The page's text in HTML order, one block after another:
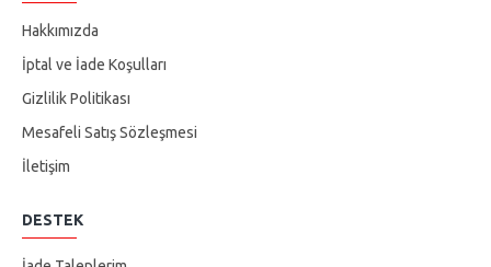
Hakkımızda
İptal ve İade Koşulları
Gizlilik Politikası
Mesafeli Satış Sözleşmesi
İletişim
DESTEK